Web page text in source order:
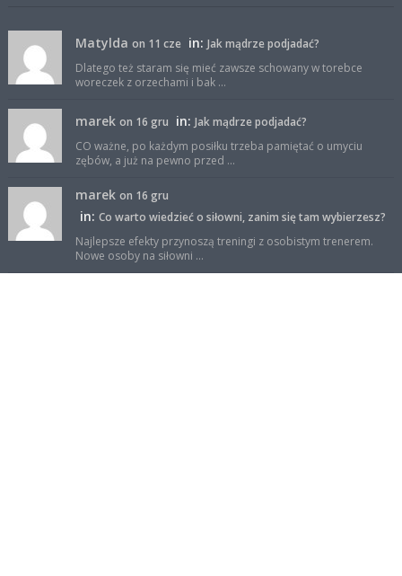
Matylda on 11 cze in: Jak mądrze podjadać?
Dlatego też staram się mieć zawsze schowany w torebce
woreczek z orzechami i bak ...
marek on 16 gru in: Jak mądrze podjadać?
CO ważne, po każdym posiłku trzeba pamiętać o umyciu
zębów, a już na pewno przed ...
marek on 16 gru
in: Co warto wiedzieć o siłowni, zanim się tam wybierzesz?
Najlepsze efekty przynoszą treningi z osobistym trenerem.
Nowe osoby na siłowni ...